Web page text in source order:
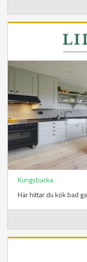
Kungsbacka
Här hittar du kök bad